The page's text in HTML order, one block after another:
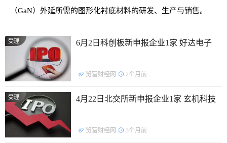
（GaN）外延所需的图形化衬底材料的研发、生产与销售。
受理 6月2日科创板新申报企业1家 好达电子
览富财经网 2个月前
受理 4月22日北交所新申报企业1家 玄机科技
览富财经网 3个月前